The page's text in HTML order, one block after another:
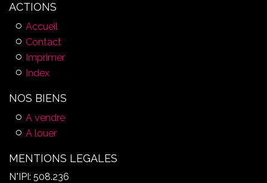
ACTIONS
Accueil
Contact
Imprimer
Index
NOS BIENS
A vendre
A louer
MENTIONS LEGALES
N°IPI: 508.236